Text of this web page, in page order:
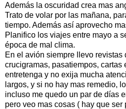
Además la oscuridad crea mas
Trato de volar por las mañana,
tiempo. Además así aprovecho
Planifico los viajes entre mayo a
época de mal clima.
En el avión siempre llevo revistas
crucigramas, pasatiempos, cartas
entretenga y no exija mucha
largos, y si no hay mas remedio,
incluso me quedo un par de días
pero veo mas cosas ( hay que ser